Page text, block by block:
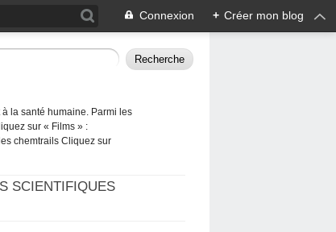
Connexion + Créer mon blog
la santé humaine. Parmi les
sur « Films » :
chemtrails Cliquez sur
SCIENTIFIQUES